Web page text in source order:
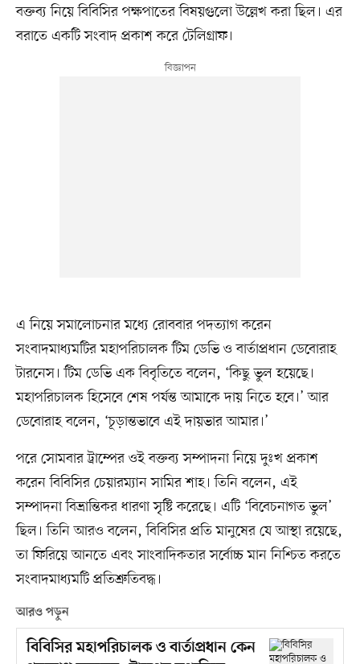
বক্তব্য নিয়ে বিবিসির পক্ষপাতের বিষয়গুলো উল্লেখ করা ছিল। এর
বরাতে একটি সংবাদ প্রকাশ করে টেলিগ্রাফ।
এ নিয়ে সমালোচনার মধ্যে রোববার পদত্যাগ করেন
সংবাদমাধ্যমটির মহাপরিচালক টিম ডেভি ও বার্তাপ্রধান ডেবোরাহ
টারনেস। টিম ডেভি এক বিবৃতিতে বলেন, ‘কিছু ভুল হয়েছে।
মহাপরিচালক হিসেবে শেষ পর্যন্ত আমাকে দায় নিতে হবে।’ আর
ডেবোরাহ বলেন, ‘চূড়ান্তভাবে এই দায়ভার আমার।’
পরে সোমবার ট্রাম্পের ওই বক্তব্য সম্পাদনা নিয়ে দুঃখ প্রকাশ
করেন বিবিসির চেয়ারম্যান সামির শাহ। তিনি বলেন, এই
সম্পাদনা বিভ্রান্তিকর ধারণা সৃষ্টি করেছে। এটি ‘বিবেচনাগত ভুল’
ছিল। তিনি আরও বলেন, বিবিসির প্রতি মানুষের যে আস্থা রয়েছে,
তা ফিরিয়ে আনতে এবং সাংবাদিকতার সর্বোচ্চ মান নিশ্চিত করতে
সংবাদমাধ্যমটি প্রতিশ্রুতিবদ্ধ।
আরও পড়ুন
বিবিসির মহাপরিচালক ও বার্তাপ্রধান কেন